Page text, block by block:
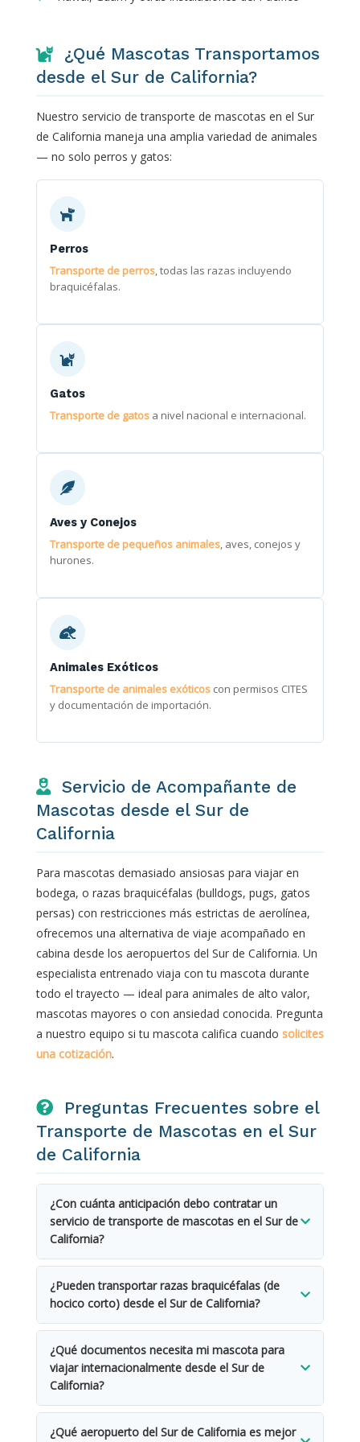
¿Qué Mascotas Transportamos
desde el Sur de California?
Nuestro servicio de transporte de mascotas en el Sur
de California maneja una amplia variedad de animales
— no solo perros y gatos:
Perros
Transporte de perros, todas las razas incluyendo
braquicéfalas.
Gatos
Transporte de gatos a nivel nacional e internacional.
Aves y Conejos
Transporte de pequeños animales, aves, conejos y
hurones.
Animales Exóticos
Transporte de animales exóticos con permisos CITES
y documentación de importación.
Servicio de Acompañante de
Mascotas desde el Sur de
California
Para mascotas demasiado ansiosas para viajar en
bodega, o razas braquicéfalas (bulldogs, pugs, gatos
persas) con restricciones más estrictas de aerolínea,
ofrecemos una alternativa de viaje acompañado en
cabina desde los aeropuertos del Sur de California. Un
especialista entrenado viaja con tu mascota durante
todo el trayecto — ideal para animales de alto valor,
mascotas mayores o con ansiedad conocida. Pregunta
a nuestro equipo si tu mascota califica cuando solicites
una cotización.
Preguntas Frecuentes sobre el
Transporte de Mascotas en el Sur
de California
¿Con cuánta anticipación debo contratar un
servicio de transporte de mascotas en el Sur de
California?
Para mudanzas nacionales, recomendamos
reservar con al menos 2 a 4 semanas de
anticipación. Para reubicaciones internacionales, lo
ideal es 3 a 6 meses de antelación debido a los
plazos de vacunación, las ventanas de validez de
la documentación y la disponibilidad de carga
aérea — especialmente desde centros tan
pico de viajes.
¿Pueden transportar razas braquicéfalas (de
hocico corto) desde el Sur de California?
Muchas aerolíneas restringen el transporte de
razas de hocico corto en bodega durante los
meses más cálidos. Nuestro equipo conoce qué
aerolíneas y rutas permanecen disponibles para
estas razas, y frecuentemente puede organizar el
viaje acompañado en cabina como alternativa.
¿Qué documentos necesita mi mascota para
viajar internacionalmente desde el Sur de
California?
Como mínimo, la mayoría de los traslados
internacionales requieren un microchip ISO,
¿Qué aeropuerto del Sur de California es mejor